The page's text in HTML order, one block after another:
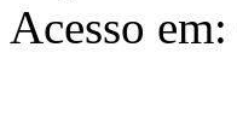
Acesso